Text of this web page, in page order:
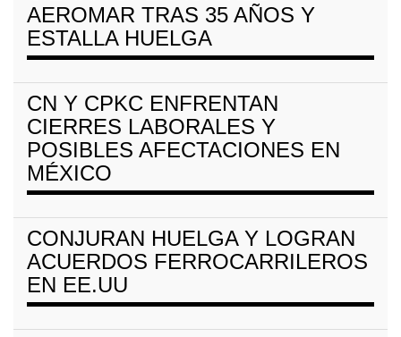
AEROMAR TRAS 35 AÑOS Y
ESTALLA HUELGA
CN Y CPKC ENFRENTAN
CIERRES LABORALES Y
POSIBLES AFECTACIONES EN
MÉXICO
CONJURAN HUELGA Y LOGRAN
ACUERDOS FERROCARRILEROS
EN EE.UU